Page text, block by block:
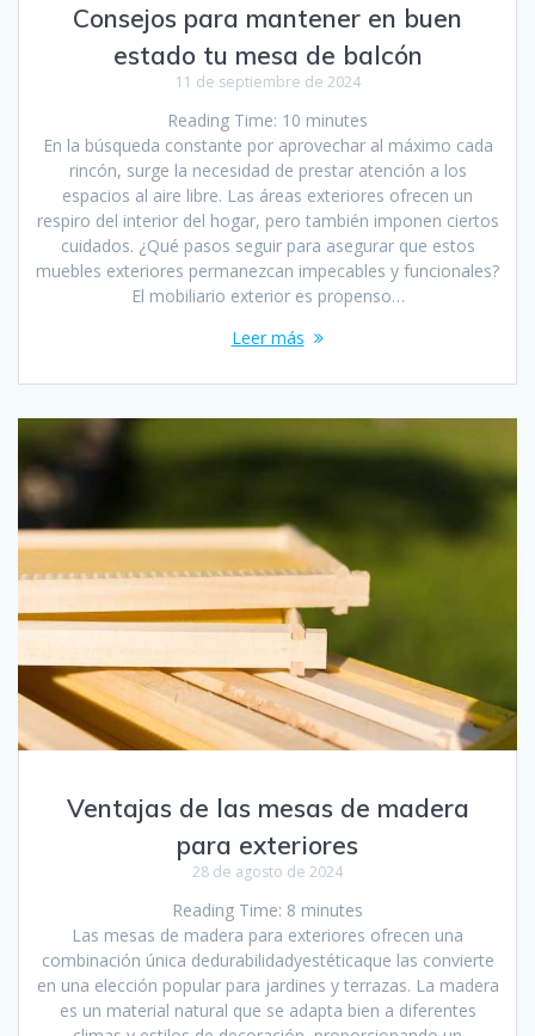
Consejos para mantener en buen
estado tu mesa de balcón
11 de septiembre de 2024
Reading Time: 10 minutes
En la búsqueda constante por aprovechar al máximo cada
rincón, surge la necesidad de prestar atención a los
espacios al aire libre. Las áreas exteriores ofrecen un
respiro del interior del hogar, pero también imponen ciertos
cuidados. ¿Qué pasos seguir para asegurar que estos
muebles exteriores permanezcan impecables y funcionales?
El mobiliario exterior es propenso…
Leer más
Ventajas de las mesas de madera
para exteriores
28 de agosto de 2024
Reading Time: 8 minutes
Las mesas de madera para exteriores ofrecen una
combinación única dedurabilidadyestéticaque las convierte
en una elección popular para jardines y terrazas. La madera
es un material natural que se adapta bien a diferentes